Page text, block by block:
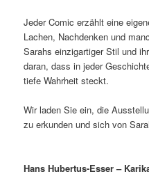
Jeder Comic erzählt eine
Lachen, Nachdenken und
Sarahs einzigartiger Stil und
daran, dass in jeder
tiefe Wahrheit steckt.
Wir laden Sie ein, die
zu erkunden und sich von
Hans Hubertus-Esser –